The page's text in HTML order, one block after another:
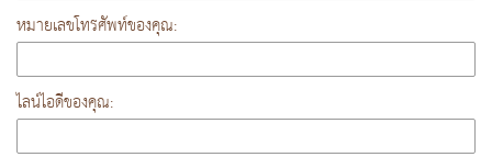
หมายเลขโทรศัพท์ของคุณ:
ไลน์ไอดีของคุณ: